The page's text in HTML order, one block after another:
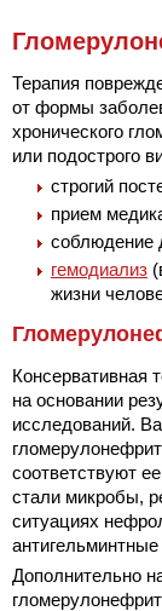
Терапия
от формы
хронического
или подострого
строгий
прием
соблюдение
гемодиализ
жизни
Консервативная
на основании
исследований.
соответствуют
стали микробы,
ситуациях
Дополнительно